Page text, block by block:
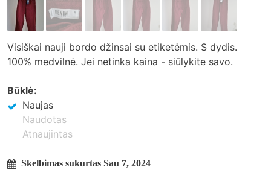
Visiškai nauji bordo džinsai su etiketėmis. S dydis.
100% medvilnė. Jei netinka kaina - siūlykite savo.
Būklė:
Naujas
Naudotas
Atnaujintas
Skelbimas sukurtas Sau 7, 2024